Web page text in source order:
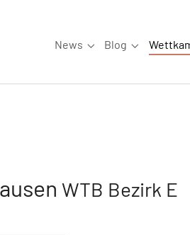
News
Submenu for "News"
Blog
Submenu
WTB Bezirk E